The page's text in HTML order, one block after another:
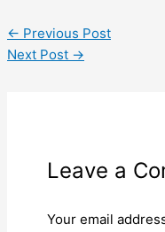
← Previous Post
Next Post →
Leave a
Your email